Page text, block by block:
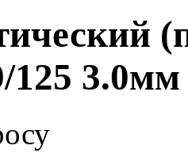
125